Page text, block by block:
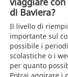
di Baviera?
Il livello di
importante sul
possibile i
scolastiche o i
per quanto